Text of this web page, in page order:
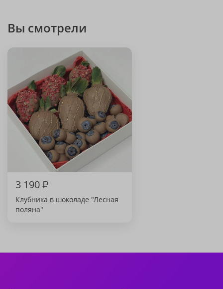
Вы смотрели
3 190₽
Клубника в шоколаде "Лесная
поляна"